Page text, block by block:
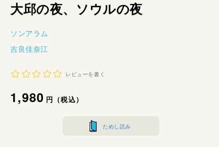
大邱の夜、ソウルの夜
ソンアラム
吉良佳奈江
レビューを書く
通
1,980円（税込）
ためし読み